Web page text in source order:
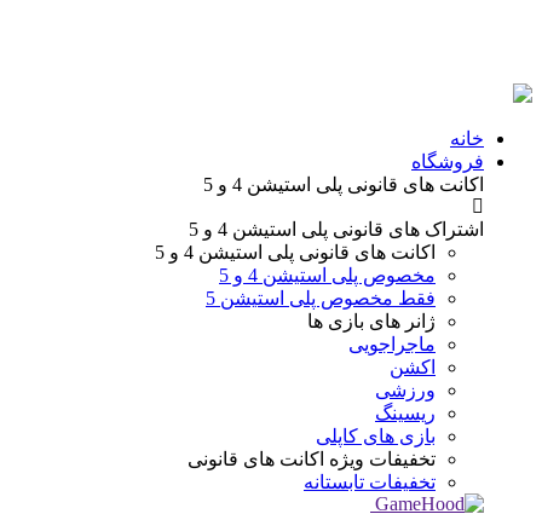
خانه
فروشگاه
اکانت های قانونی پلی استیشن 4 و 5
اشتراک های قانونی پلی استیشن 4 و 5
اکانت های قانونی پلی استیشن 4 و 5
مخصوص پلی استیشن 4 و 5
فقط مخصوص پلی استیشن 5
ژانر های بازی ها
ماجراجویی
اکشن
ورزشی
ریسینگ
بازی های کاپلی
تخفیفات ویژه اکانت های قانونی
تخفیفات تابستانه